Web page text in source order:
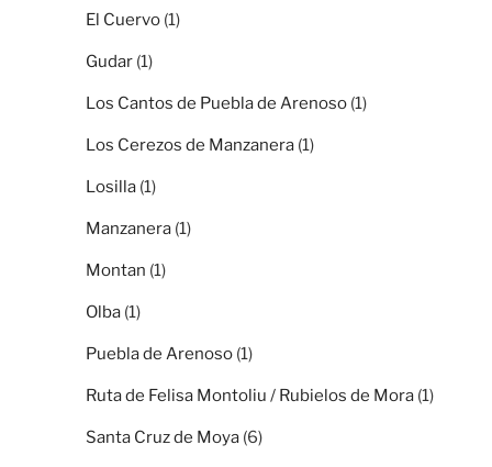
El Cuervo (1)
Gudar (1)
Los Cantos de Puebla de Arenoso (1)
Los Cerezos de Manzanera (1)
Losilla (1)
Manzanera (1)
Montan (1)
Olba (1)
Puebla de Arenoso (1)
Ruta de Felisa Montoliu / Rubielos de Mora (1)
Santa Cruz de Moya (6)